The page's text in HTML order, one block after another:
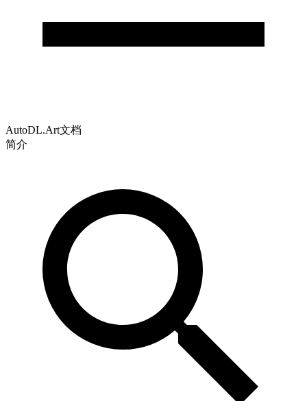
AutoDL.Art文档
简介